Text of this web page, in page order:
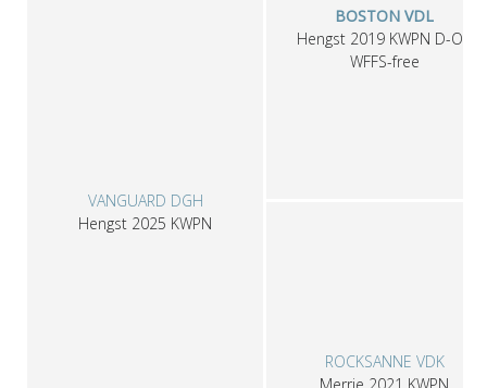
VANGUARD DGH
Hengst 2025 KWPN
BOSTON VDL
Hengst 2019 KWPN D-OC
WFFS-free
ROCKSANNE VDK